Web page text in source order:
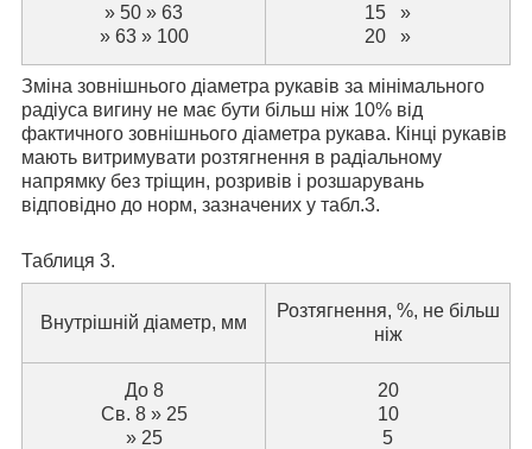
» 50 » 63
» 63 » 100
15 »
20 »
Зміна зовнішнього діаметра рукавів за мінімального
радіуса вигину не має бути більш ніж 10% від
фактичного зовнішнього діаметра рукава. Кінці рукавів
мають витримувати розтягнення в радіальному
напрямку без тріщин, розривів і розшарувань
відповідно до норм, зазначених у табл.3.
Таблиця 3.
Внутрішній діаметр, мм
Розтягнення, %, не більш
ніж
До 8
Св. 8 » 25
» 25
20
10
5